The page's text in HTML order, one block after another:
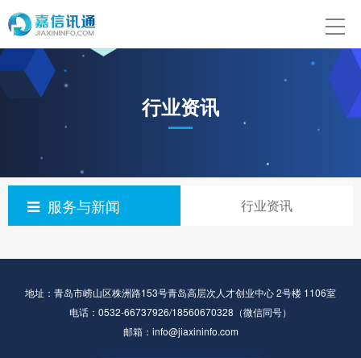
行业资讯
服务与新闻 行业资讯
地址：青岛市崂山区株洲路153号青岛高层次人才创业中心 2号楼 1106室
电话：0532-66737926/18560670328（微信同号）
邮箱：info@jiaxininfo.com